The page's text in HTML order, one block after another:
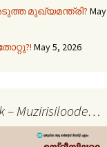
മുഖ്യമന്ത്രി? May
May 5, 2026
– Muzirisiloode…